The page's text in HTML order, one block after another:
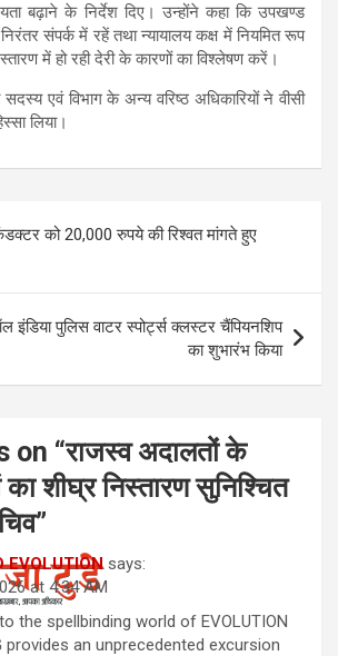
बढ़ाने के निर्देश दिए। उन्होंने कहा कि उपखण्ड
संपर्क में रहें तथा न्यायालय कक्ष में नियमित रूप
में हो रही देरी के कारणों का विश्लेषण करें।
एवं विभाग के अन्य वरिष्ठ अधिकारियों ने वीसी
लिया।
को 20,000 रुपये की रिश्वत मांगते हुए
इंडिया पुलिस वाटर स्पोर्ट्स क्लस्टर चैंपियनशिप
का शुभारंभ किया
on “राजस्व अदालतों के
का शीघ्र निस्तारण सुनिश्चित
”
EVOLUTION says:
at 4:34 AM
the spellbinding world of EVOLUTION
provides an unprecedented excursion